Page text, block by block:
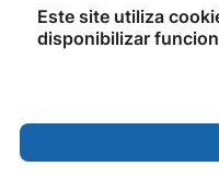
Este site utiliza
disponibilizar